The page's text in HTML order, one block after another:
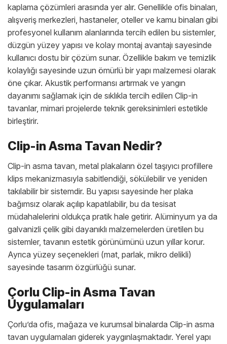
kaplama çözümleri arasında yer alır. Genellikle ofis binaları,
alışveriş merkezleri, hastaneler, oteller ve kamu binaları gibi
profesyonel kullanım alanlarında tercih edilen bu sistemler,
düzgün yüzey yapısı ve kolay montaj avantajı sayesinde
kullanıcı dostu bir çözüm sunar. Özellikle bakım ve temizlik
kolaylığı sayesinde uzun ömürlü bir yapı malzemesi olarak
öne çıkar. Akustik performansı artırmak ve yangın
dayanımı sağlamak için de sıklıkla tercih edilen Clip-in
tavanlar, mimari projelerde teknik gereksinimleri estetikle
birleştirir.
Clip-in Asma Tavan Nedir?
Clip-in asma tavan, metal plakaların özel taşıyıcı profillere
klips mekanizmasıyla sabitlendiği, sökülebilir ve yeniden
takılabilir bir sistemdir. Bu yapısı sayesinde her plaka
bağımsız olarak açılıp kapatılabilir, bu da tesisat
müdahalelerini oldukça pratik hale getirir. Alüminyum ya da
galvanizli çelik gibi dayanıklı malzemelerden üretilen bu
sistemler, tavanın estetik görünümünü uzun yıllar korur.
Ayrıca yüzey seçenekleri (mat, parlak, mikro delikli)
sayesinde tasarım özgürlüğü sunar.
Çorlu Clip-in Asma Tavan
Uygulamaları
Çorlu’da ofis, mağaza ve kurumsal binalarda Clip-in asma
tavan uygulamaları giderek yaygınlaşmaktadır. Yerel yapı